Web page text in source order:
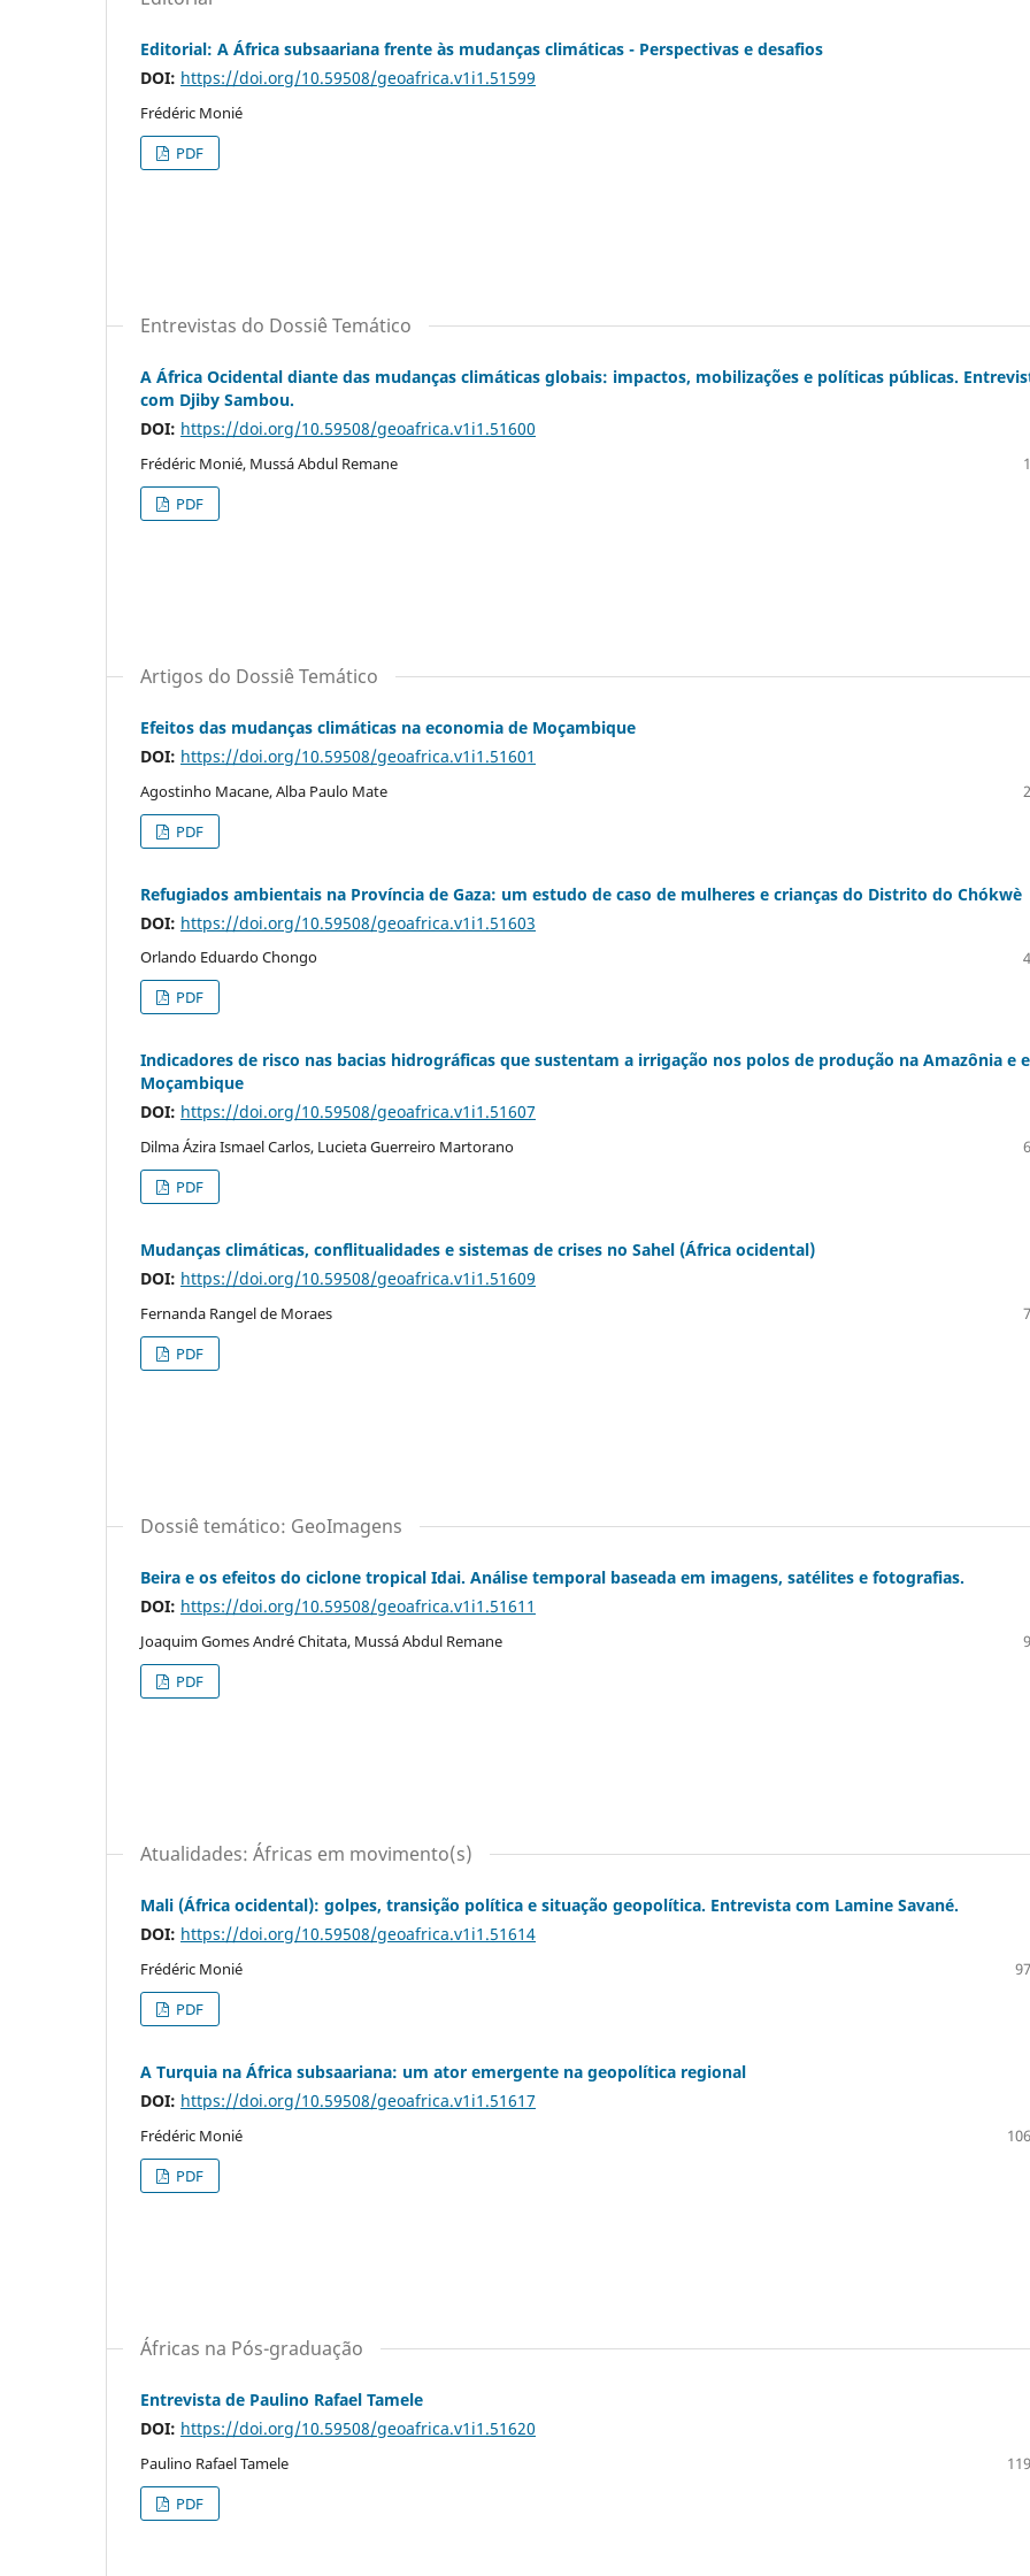
Editorial: A África subsaariana frente às mudanças climáticas - Perspectivas e desafios
DOI: https://doi.org/10.59508/geoafrica.v1i1.51599
Frédéric Monié
PDF
Entrevistas do Dossiê Temático
A África Ocidental diante das mudanças climáticas globais: impactos, mobilizações e políticas públicas.
com Djiby Sambou.
DOI: https://doi.org/10.59508/geoafrica.v1i1.51600
Frédéric Monié, Mussá Abdul Remane
PDF
Artigos do Dossiê Temático
Efeitos das mudanças climáticas na economia de Moçambique
DOI: https://doi.org/10.59508/geoafrica.v1i1.51601
Agostinho Macane, Alba Paulo Mate
PDF
Refugiados ambientais na Província de Gaza: um estudo de caso de mulheres e crianças do Distrito do Chókwè
DOI: https://doi.org/10.59508/geoafrica.v1i1.51603
Orlando Eduardo Chongo
PDF
Indicadores de risco nas bacias hidrográficas que sustentam a irrigação nos polos de produção na Amazônia e
Moçambique
DOI: https://doi.org/10.59508/geoafrica.v1i1.51607
Dilma Ázira Ismael Carlos, Lucieta Guerreiro Martorano
PDF
Mudanças climáticas, conflitualidades e sistemas de crises no Sahel (África ocidental)
DOI: https://doi.org/10.59508/geoafrica.v1i1.51609
Fernanda Rangel de Moraes
PDF
Dossiê temático: GeoImagens
Beira e os efeitos do ciclone tropical Idai. Análise temporal baseada em imagens, satélites e fotografias.
DOI: https://doi.org/10.59508/geoafrica.v1i1.51611
Joaquim Gomes André Chitata, Mussá Abdul Remane
PDF
Atualidades: Áfricas em movimento(s)
Mali (África ocidental): golpes, transição política e situação geopolítica. Entrevista com Lamine Savané.
DOI: https://doi.org/10.59508/geoafrica.v1i1.51614
Frédéric Monié
PDF
A Turquia na África subsaariana: um ator emergente na geopolítica regional
DOI: https://doi.org/10.59508/geoafrica.v1i1.51617
Frédéric Monié
PDF
Áfricas na Pós-graduação
Entrevista de Paulino Rafael Tamele
DOI: https://doi.org/10.59508/geoafrica.v1i1.51620
Paulino Rafael Tamele
PDF